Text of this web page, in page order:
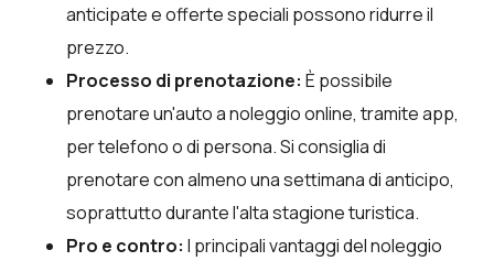
anticipate e offerte speciali possono ridurre il
prezzo.
Processo di prenotazione: È possibile
prenotare un'auto a noleggio online, tramite app,
per telefono o di persona. Si consiglia di
prenotare con almeno una settimana di anticipo,
soprattutto durante l'alta stagione turistica.
Pro e contro: I principali vantaggi del noleggio